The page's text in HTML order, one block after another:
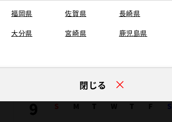
福岡県 佐賀県 長崎県
大分県 宮崎県 鹿児島県
閉じる